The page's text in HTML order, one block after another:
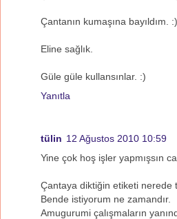
Çantanın kumaşına bayıldım. :)
Eline sağlık.
Güle güle kullansınlar. :)
Yanıtla
tülin 12 Ağustos 2010 10:59
Yine çok hoş işler yapmışsın
Çantaya diktiğin etiketi nerede
Bende istiyorum ne zamandır.
Amugurumi çalışmaların